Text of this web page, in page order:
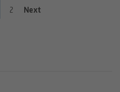
Page
2
Nächste
Next